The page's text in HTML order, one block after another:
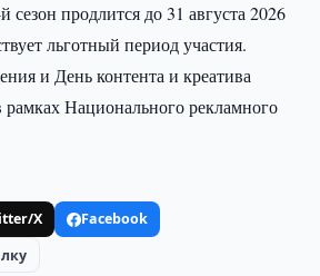
сезон продлится до 31 августа 2026
льготный период участия.
и День контента и креатива
рамках Национального рекламного
X
Facebook